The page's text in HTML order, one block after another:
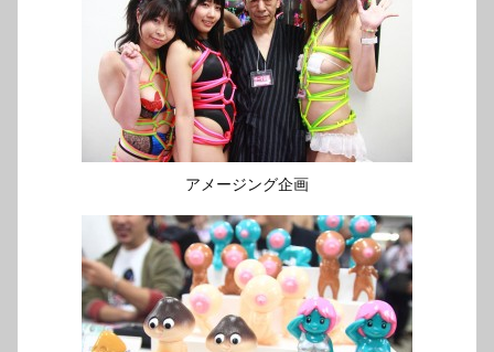
アメージング企画